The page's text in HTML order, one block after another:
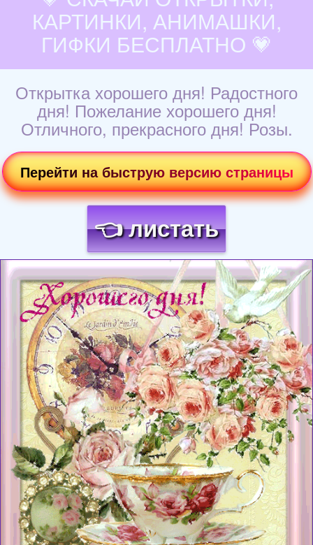
КАРТИНКИ, АНИМАШКИ,
ГИФКИ БЕСПЛАТНО 💗
Открытка хорошего дня! Радостного
дня! Пожелание хорошего дня!
Отличного, прекрасного дня! Розы.
Перейти на быструю версию страницы
👈 листать
Загрузка картинки...